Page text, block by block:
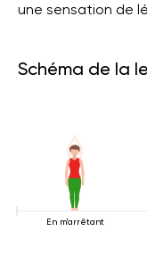
une sensation de
Schéma de la
En m'arrêtant